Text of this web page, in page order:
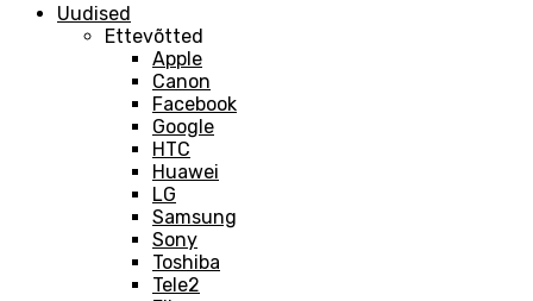
Uudised
Ettevõtted
Apple
Canon
Facebook
Google
HTC
Huawei
LG
Samsung
Sony
Toshiba
Tele2